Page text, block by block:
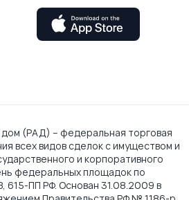
дом (РАД) – федеральная торговая
всех видов сделок с имуществом и
и корпоративного
федеральных площадок по
615-ПП РФ. Основан 31.08.2009 в